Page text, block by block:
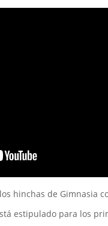
hinchas de Gimnasia
estipulado para los